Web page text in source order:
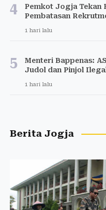
4
Pemkot Jogja Tekan
Pembatasan
1 hari lalu
5
Menteri Bappenas:
Judol dan Pinjol
1 hari lalu
Berita Jogja